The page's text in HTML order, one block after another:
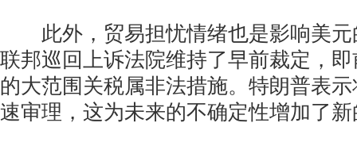
此外，贸易担忧情绪也是影响美元
联邦巡回上诉法院维持了早前裁定，
的大范围关税属非法措施。特朗普表
速审理，这为未来的不确定性增加了